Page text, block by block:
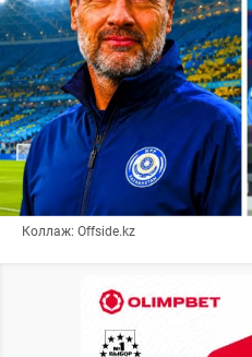
Коллаж: Offside.kz